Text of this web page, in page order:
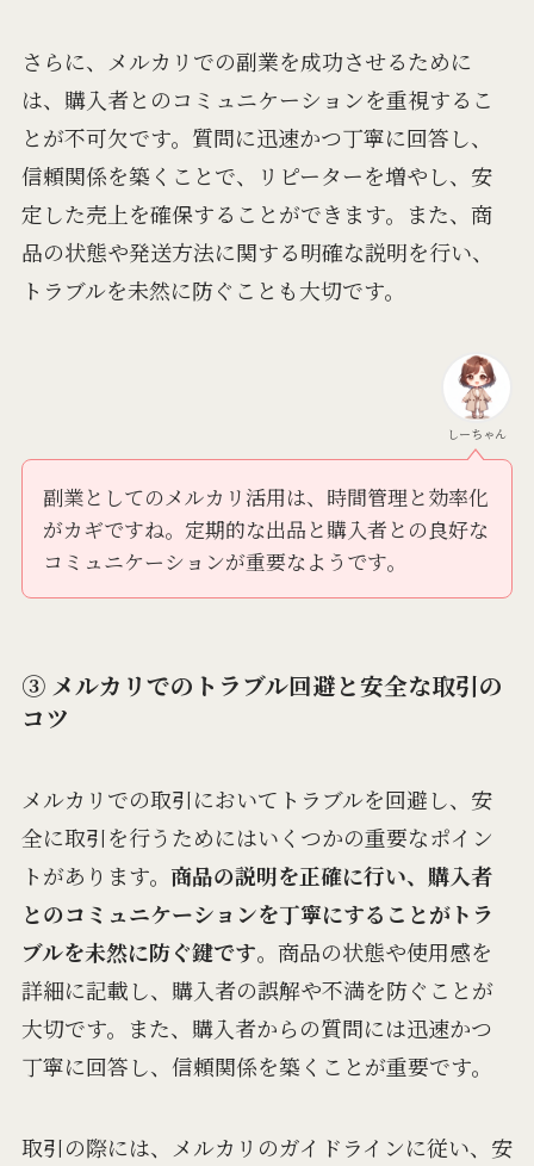
さらに、メルカリでの副業を成功させるために
は、購入者とのコミュニケーションを重視するこ
とが不可欠です。質問に迅速かつ丁寧に回答し、
信頼関係を築くことで、リピーターを増やし、安
定した売上を確保することができます。また、商
品の状態や発送方法に関する明確な説明を行い、
トラブルを未然に防ぐことも大切です。
しーちゃん
副業としてのメルカリ活用は、時間管理と効率化
がカギですね。定期的な出品と購入者との良好な
コミュニケーションが重要なようです。
③ メルカリでのトラブル回避と安全な取引の
コツ
メルカリでの取引においてトラブルを回避し、安
全に取引を行うためにはいくつかの重要なポイン
トがあります。 商品の説明を正確に行い、購入者
とのコミュニケーションを丁寧にすることがトラ
ブルを未然に防ぐ鍵です。商品の状態や使用感を
詳細に記載し、購入者の誤解や不満を防ぐことが
大切です。また、購入者からの質問には迅速かつ
丁寧に回答し、信頼関係を築くことが重要です。
取引の際には、メルカリのガイドラインに従い、安